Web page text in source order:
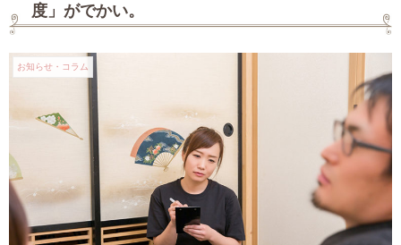
度」がでかい。
お知らせ・コラム